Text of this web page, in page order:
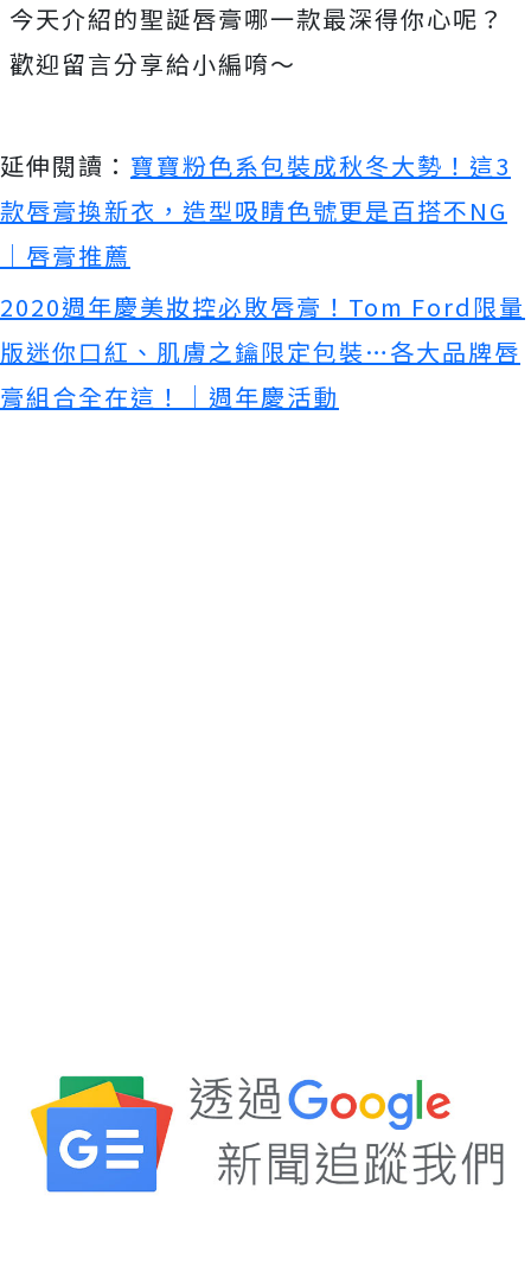
今天介紹的聖誕唇膏哪一款最深得你心呢？
歡迎留言分享給小編唷～
延伸閱讀： 寶寶粉色系包裝成秋冬大勢！這3
款唇膏換新衣，造型吸睛色號更是百搭不NG
｜唇膏推薦
2020週年慶美妝控必敗唇膏！Tom Ford限量
版迷你口紅、肌膚之鑰限定包裝…各大品牌唇
膏組合全在這！｜週年慶活動